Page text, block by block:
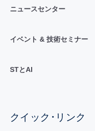
ニュースセンター
イベント & 技術セミナー
STとAI
クイック･リンク